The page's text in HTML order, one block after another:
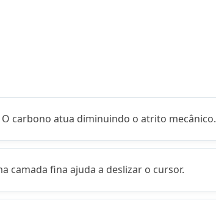
O carbono atua diminuindo o atrito mecânico.
camada fina ajuda a deslizar o cursor.